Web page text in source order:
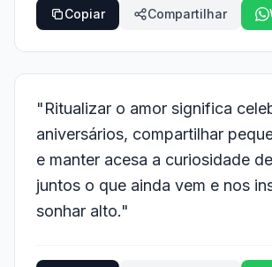
Copiar Compartilhar
"Ritualizar o amor significa
aniversários, compartilhar
e manter acesa a curiosidade
juntos o que ainda vem e nos
sonhar alto."